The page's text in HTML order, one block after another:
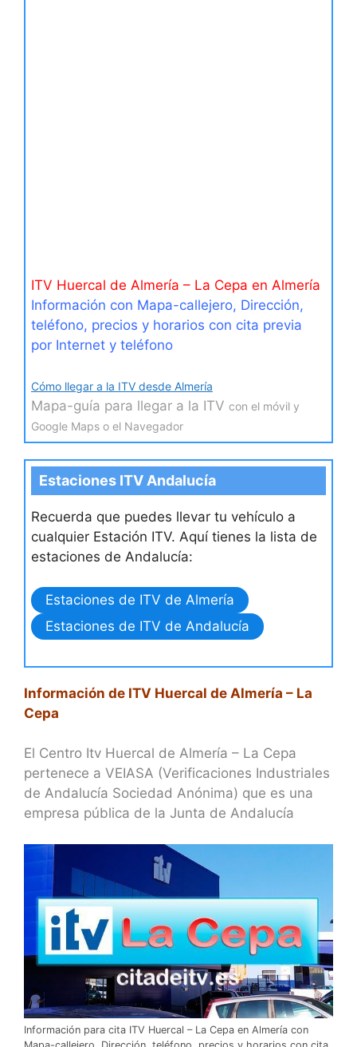
ITV Huercal de Almería – La Cepa en Almería
Información con Mapa-callejero, Dirección,
teléfono, precios y horarios con cita previa
por Internet y teléfono
Cómo llegar a la ITV desde Almería
Mapa-guía para llegar a la ITV con el móvil y
Google Maps o el Navegador
Estaciones ITV Andalucía
Recuerda que puedes llevar tu vehículo a
cualquier Estación ITV. Aquí tienes la lista de
estaciones de Andalucía:
Estaciones de ITV de Almería
Estaciones de ITV de Andalucía
Información de ITV Huercal de Almería – La
Cepa
El Centro Itv Huercal de Almería – La Cepa
pertenece a VEIASA (Verificaciones Industriales
de Andalucía Sociedad Anónima) que es una
empresa pública de la Junta de Andalucía
Información para cita ITV Huercal – La Cepa en Almería con
Mapa-callejero, Dirección, teléfono, precios y horarios con cita